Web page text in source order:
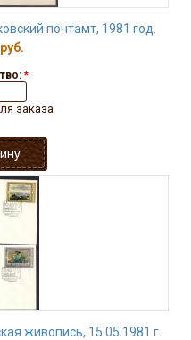
почтамт, 1981 год.
*
заказа
живопись, 15.05.1981 г.